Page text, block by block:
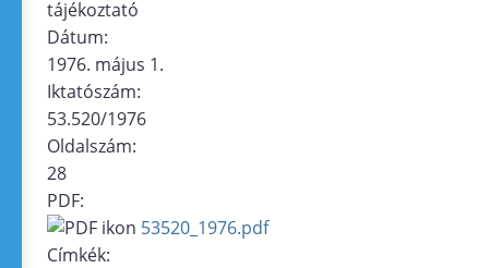
tájékoztató
Dátum:
1976. május 1.
Iktatószám:
53.520/1976
Oldalszám:
28
PDF:
53520_1976.pdf
Címkék: